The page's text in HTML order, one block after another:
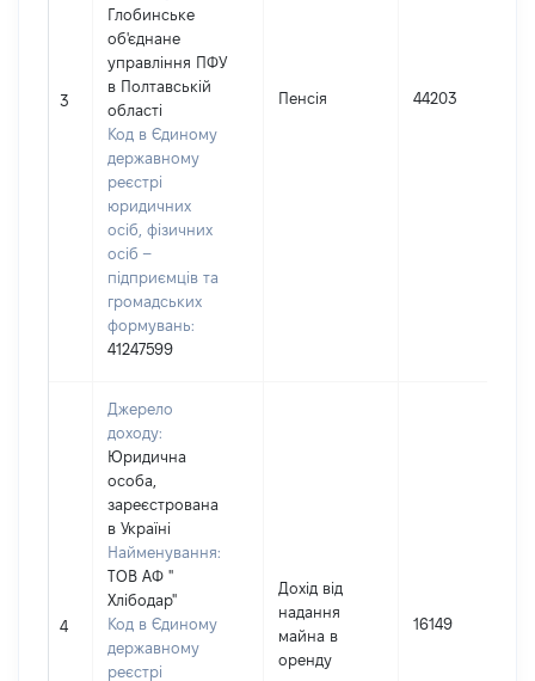
3
Глобинське
об'єднане
управління ПФУ
в Полтавській
області
Код в Єдиному
державному
реєстрі
юридичних
осіб, фізичних
осіб –
підприємців та
громадських
формувань:
41247599
Пенсія 44203
4
Джерело
доходу:
Юридична
особа,
зареєстрована
в Україні
Найменування:
ТОВ АФ "
Хлібодар"
Код в Єдиному
державному
реєстрі
Дохід від
надання
майна в
оренду
16149